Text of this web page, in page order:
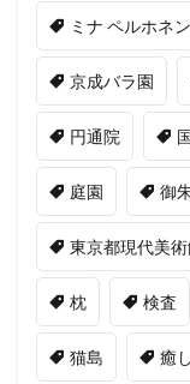
ミナ ペルホネン
京成バラ園
円通院
庭園 御
東京都現代美
枕 検査
猫島 癒し